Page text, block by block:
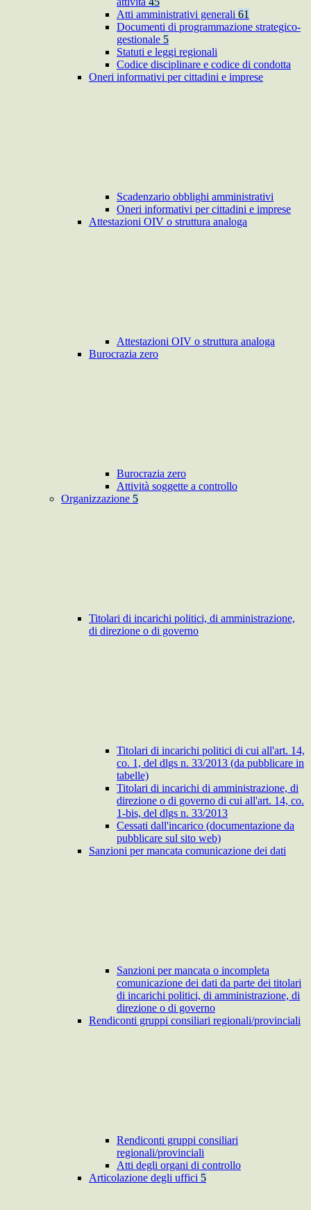
Atti amministrativi generali 61
Documenti di programmazione strategico-
gestionale 5
Statuti e leggi regionali
Codice disciplinare e codice di condotta
Oneri informativi per cittadini e imprese
Scadenzario obblighi amministrativi
Oneri informativi per cittadini e imprese
Attestazioni OIV o struttura analoga
Attestazioni OIV o struttura analoga
Burocrazia zero
Burocrazia zero
Attività soggette a controllo
Organizzazione 5
Titolari di incarichi politici, di amministrazione,
di direzione o di governo
Titolari di incarichi politici di cui all'art. 14,
co. 1, del dlgs n. 33/2013 (da pubblicare in
tabelle)
Titolari di incarichi di amministrazione, di
direzione o di governo di cui all'art. 14, co.
1-bis, del dlgs n. 33/2013
Cessati dall'incarico (documentazione da
pubblicare sul sito web)
Sanzioni per mancata comunicazione dei dati
Sanzioni per mancata o incompleta
comunicazione dei dati da parte dei titolari
di incarichi politici, di amministrazione, di
direzione o di governo
Rendiconti gruppi consiliari regionali/provinciali
Rendiconti gruppi consiliari
regionali/provinciali
Atti degli organi di controllo
Articolazione degli uffici 5